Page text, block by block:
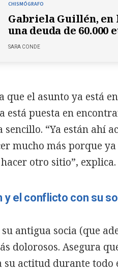
CHISMÓGRAFO
Gabriela Guillén, en
una deuda de 60.000
SARA CONDE
que el asunto ya está
está puesta en
sencillo. “Ya están ahí
mucho más porque
otro sitio”, explica.
y el conflicto con su
antigua socia (que
dolorosos. Asegura
actitud durante todo